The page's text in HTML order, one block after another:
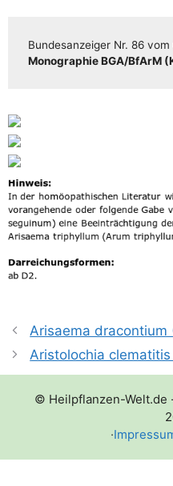
Bun­des­an­zei­ger Nr. 86 vom
Mono­gra­phie BGA/​​BfArM
Arisaema dracontium
Aristolochia
© Heilpflanzen-Welt.de
·